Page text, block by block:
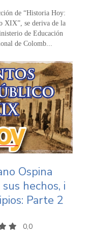
de “Historia Hoy:
XIX”, se deriva de la
de Educación
de Colomb...
Ospina
hechos, i
Parte 2
0,0